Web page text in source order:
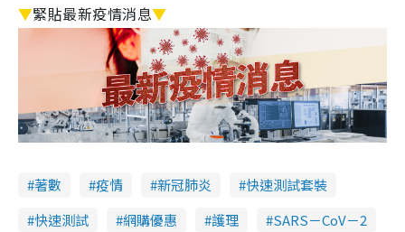
▼緊貼最新疫情消息▼
著數 疫情 新冠肺炎
快速測試套裝
快速測試
網購優惠 護理
SARS－CoV－2